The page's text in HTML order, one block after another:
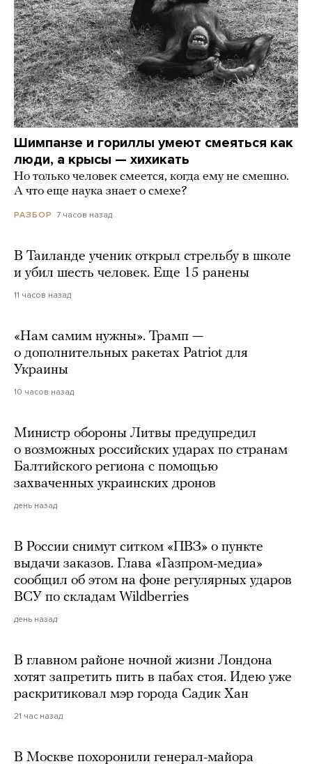
Шимпанзе и гориллы умеют смеяться как
люди, а крысы — хихикать
Но только человек смеется, когда ему не смешно.
А что еще наука знает о смехе?
РАЗБОР 7 часов назад
В Таиланде ученик открыл стрельбу в школе
и убил шесть человек. Еще 15 ранены
11 часов назад
«Нам самим нужны». Трамп —
о дополнительных ракетах Patriot для
Украины
10 часов назад
Министр обороны Литвы предупредил
о возможных российских ударах по странам
Балтийского региона с помощью
захваченных украинских дронов
день назад
В России снимут ситком «ПВЗ» о пункте
выдачи заказов. Глава «Газпром-медиа»
сообщил об этом на фоне регулярных ударов
ВСУ по складам Wildberries
день назад
В главном районе ночной жизни Лондона
хотят запретить пить в пабах стоя. Идею уже
раскритиковал мэр города Садик Хан
21 час назад
В Москве похоронили генерал-майора